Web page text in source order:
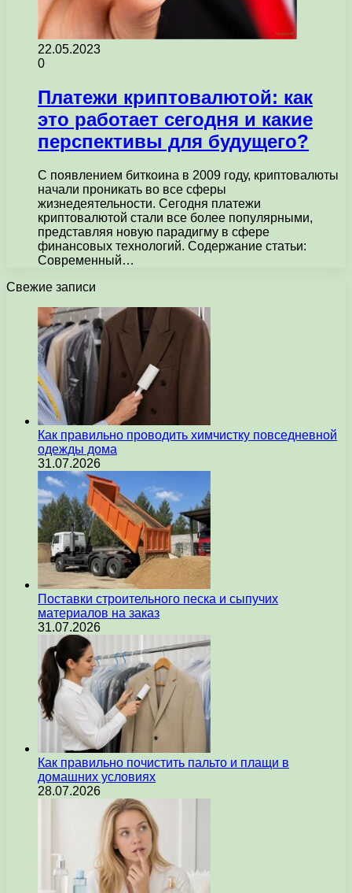
22.05.2023
0
Платежи криптовалютой: как
это работает сегодня и какие
перспективы для будущего?
С появлением биткоина в 2009 году, криптовалюты
начали проникать во все сферы
жизнедеятельности. Сегодня платежи
криптовалютой стали все более популярными,
представляя новую парадигму в сфере
финансовых технологий. Содержание статьи:
Современный…
Свежие записи
Как правильно проводить химчистку повседневной
одежды дома
31.07.2026
Поставки строительного песка и сыпучих
материалов на заказ
31.07.2026
Как правильно почистить пальто и плащи в
домашних условиях
28.07.2026